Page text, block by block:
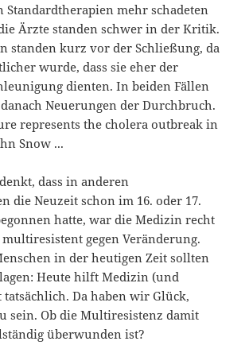
Standardtherapien mehr schadeten
Ärzte standen schwer in der Kritik.
standen kurz vor der Schließung, da
wurde, dass sie eher der
dienten. In beiden Fällen
Neuerungen der Durchbruch.
dass in anderen
die Neuzeit schon im 16. oder 17.
hatte, war die Medizin recht
gegen Veränderung.
in der heutigen Zeit sollten
Heute hilft Medizin (und
Da haben wir Glück,
sein. Ob die Multiresistenz damit
überwunden ist?